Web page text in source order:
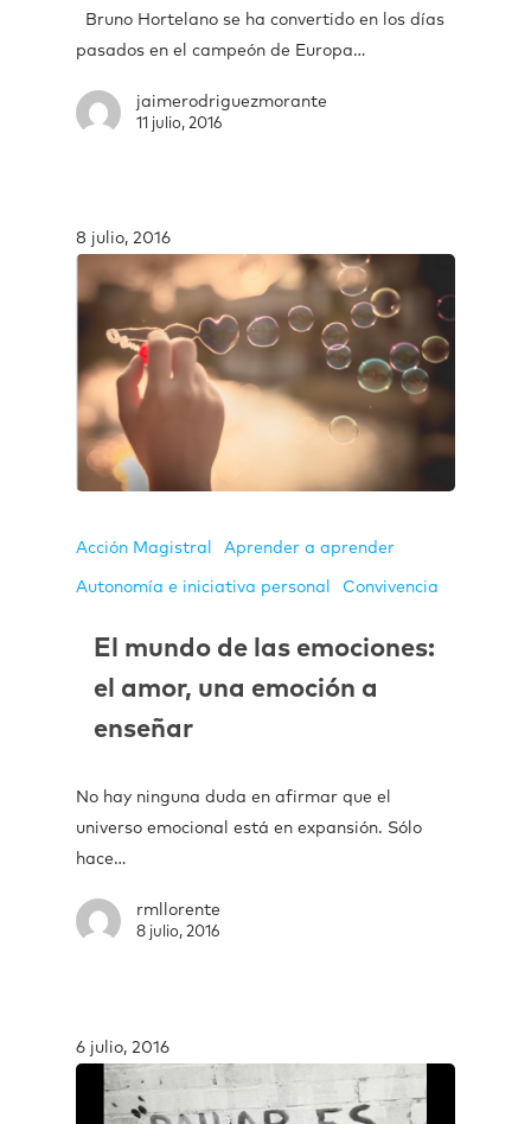
Bruno Hortelano se ha convertido en los días
pasados en el campeón de Europa…
jaimerodriguezmorante
11 julio, 2016
8 julio, 2016
Acción Magistral Aprender a aprender
Autonomía e iniciativa personal Convivencia
El mundo de las emociones:
el amor, una emoción a
enseñar
No hay ninguna duda en afirmar que el
universo emocional está en expansión. Sólo
hace…
rmllorente
8 julio, 2016
6 julio, 2016